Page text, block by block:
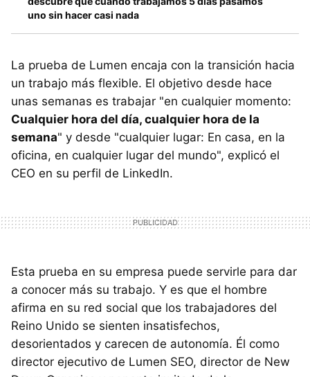
uno sin hacer casi nada
La prueba de Lumen encaja con la transición hacia
un trabajo más flexible. El objetivo desde hace
unas semanas es trabajar "en cualquier momento:
Cualquier hora del día, cualquier hora de la
semana" y desde "cualquier lugar: En casa, en la
oficina, en cualquier lugar del mundo", explicó el
CEO en su perfil de LinkedIn.
Esta prueba en su empresa puede servirle para dar
a conocer más su trabajo. Y es que el hombre
afirma en su red social que los trabajadores del
Reino Unido se sienten insatisfechos,
desorientados y carecen de autonomía. Él como
director ejecutivo de Lumen SEO, director de New